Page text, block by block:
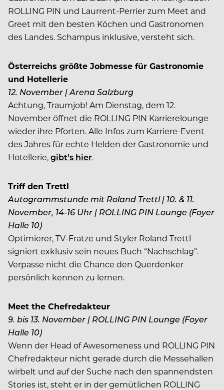
ROLLING PIN und Laurrent-Perrier zum Meet and
Greet mit den besten Köchen und Gastronomen
des Landes. Schampus inklusive, versteht sich.
Österreichs größte Jobmesse für Gastronomie
und Hotellerie
12. November | Arena Salzburg
Achtung, Traumjob! Am Dienstag, dem 12.
November öffnet die ROLLING PIN Karrierelounge
wieder ihre Pforten. Alle Infos zum Karriere-Event
des Jahres für echte Helden der Gastronomie und
Hotellerie,gibt’s hier.
Triff den Trettl
Autogrammstunde mit Roland Trettl | 10. & 11.
November, 14-16 Uhr | ROLLING PIN Lounge (Foyer
Halle 10)
Optimierer, TV-Fratze und Styler Roland Trettl
signiert exklusiv sein neues Buch “Nachschlag”.
Verpasse nicht die Chance den Querdenker
persönlich kennen zu lernen.
Meet the Chefredakteur
9. bis 13. November | ROLLING PIN Lounge (Foyer
Halle 10)
Wenn der Head of Awesomeness und ROLLING PIN
Chefredakteur nicht gerade durch die Messehallen
wirbelt und auf der Suche nach den spannendsten
Stories ist, steht er in der gemütlichen ROLLING